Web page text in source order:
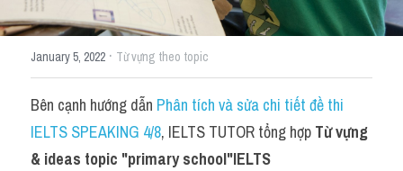
January 5, 2022 · Từ vựng theo topic
Bên cạnh hướng dẫn Phân tích và sửa chi tiết đề thi
IELTS SPEAKING 4/8, IELTS TUTOR tổng hợp Từ vựng
& ideas topic "primary school"IELTS